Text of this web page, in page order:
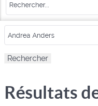
Résultats